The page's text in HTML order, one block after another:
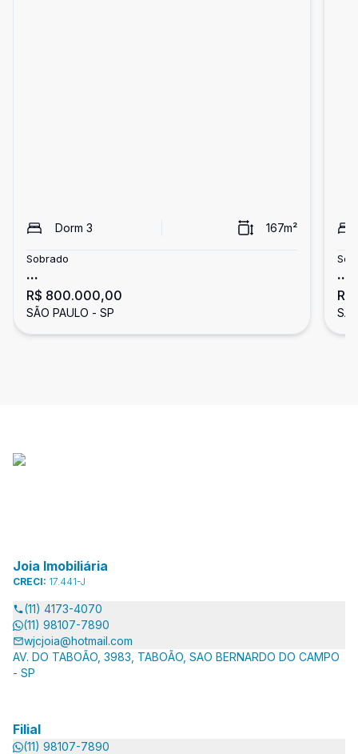
Dorm 3 167m²
Sobrado
...
R$ 800.000,00
SÃO PAULO - SP
...
Joia Imobiliária
CRECI: 17.441-J
(11) 4173-4070
(11) 98107-7890
wjcjoia@hotmail.com
AV. DO TABOÃO, 3983, TABOÃO, SAO BERNARDO DO CAMPO
- SP
Filial
(11) 98107-7890